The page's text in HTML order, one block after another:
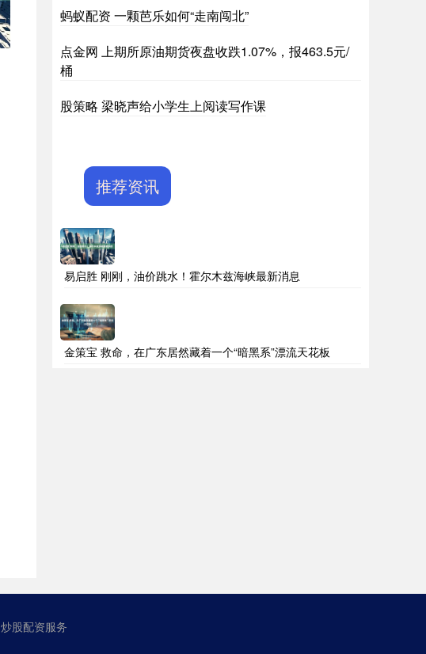
蚂蚁配资 一颗芭乐如何“走南闯北”
点金网 上期所原油期货夜盘收跌1.07%，报463.5元/
桶
股策略 梁晓声给小学生上阅读写作课
推荐资讯
易启胜 刚刚，油价跳水！霍尔木兹海峡最新消息
金策宝 救命，在广东居然藏着一个“暗黑系”漂流天花板
炒股配资服务